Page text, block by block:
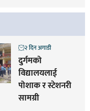
दुर्गमको
विद्यालयलाई
पोशाक र स्टेशनरी
सामग्री
२ दिन अगाडी